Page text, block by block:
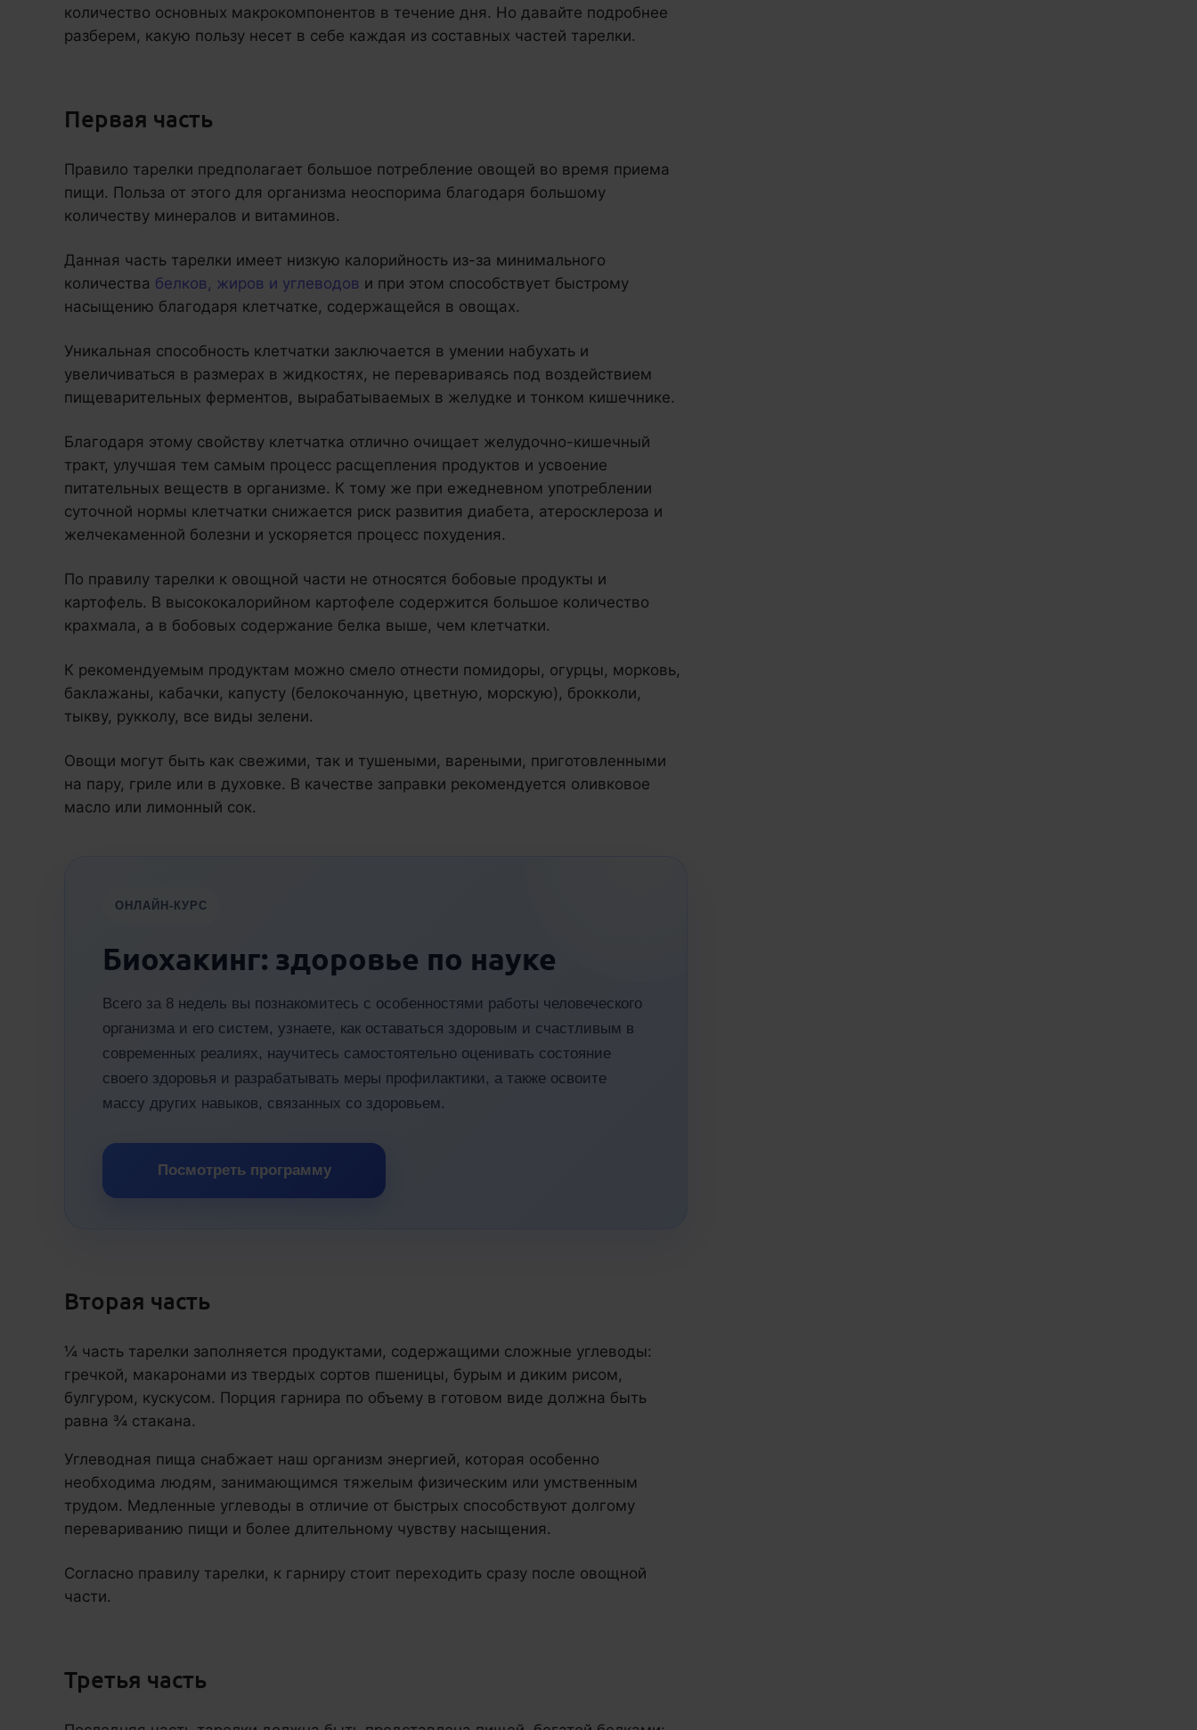
количество основных макрокомпонентов в течение дня. Но давайте подробнее
разберем, какую пользу несет в себе каждая из составных частей тарелки.
Первая часть
Правило тарелки предполагает большое потребление овощей во время приема
пищи. Польза от этого для организма неоспорима благодаря большому
количеству минералов и витаминов.
Данная часть тарелки имеет низкую калорийность из-за минимального
количества белков, жиров и углеводов и при этом способствует быстрому
насыщению благодаря клетчатке, содержащейся в овощах.
Уникальная способность клетчатки заключается в умении набухать и
увеличиваться в размерах в жидкостях, не перевариваясь под воздействием
пищеварительных ферментов, вырабатываемых в желудке и тонком кишечнике.
Благодаря этому свойству клетчатка отлично очищает желудочно-кишечный
тракт, улучшая тем самым процесс расщепления продуктов и усвоение
питательных веществ в организме. К тому же при ежедневном употреблении
суточной нормы клетчатки снижается риск развития диабета, атеросклероза и
желчекаменной болезни и ускоряется процесс похудения.
По правилу тарелки к овощной части не относятся бобовые продукты и
картофель. В высококалорийном картофеле содержится большое количество
крахмала, а в бобовых содержание белка выше, чем клетчатки.
К рекомендуемым продуктам можно смело отнести помидоры, огурцы, морковь,
баклажаны, кабачки, капусту (белокочанную, цветную, морскую), брокколи,
тыкву, рукколу, все виды зелени.
Овощи могут быть как свежими, так и тушеными, вареными, приготовленными
на пару, гриле или в духовке. В качестве заправки рекомендуется оливковое
масло или лимонный сок.
ОНЛАЙН-КУРС
Биохакинг: здоровье по науке
Всего за 8 недель вы познакомитесь с особенностями работы человеческого
организма и его систем, узнаете, как оставаться здоровым и счастливым в
современных реалиях, научитесь самостоятельно оценивать состояние
своего здоровья и разрабатывать меры профилактики, а также освоите
массу других навыков, связанных со здоровьем.
Посмотреть программу
Вторая часть
¼ часть тарелки заполняется продуктами, содержащими сложные углеводы:
гречкой, макаронами из твердых сортов пшеницы, бурым и диким рисом,
булгуром, кускусом. Порция гарнира по объему в готовом виде должна быть
равна ¾ стакана.
Углеводная пища снабжает наш организм энергией, которая особенно
необходима людям, занимающимся тяжелым физическим или умственным
трудом. Медленные углеводы в отличие от быстрых способствуют долгому
перевариванию пищи и более длительному чувству насыщения.
Согласно правилу тарелки, к гарниру стоит переходить сразу после овощной
части.
Третья часть